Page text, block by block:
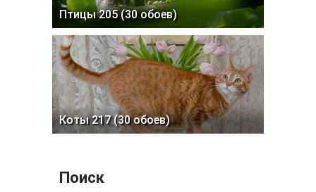
Птицы 205 (30 обоев)
Коты 217 (30 обоев)
Поиск